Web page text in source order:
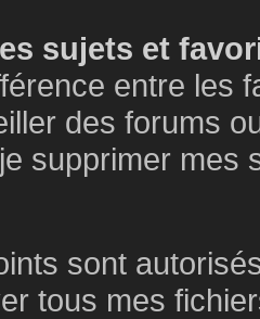
sujets et
entre les
des forums
supprimer mes
sont
tous mes